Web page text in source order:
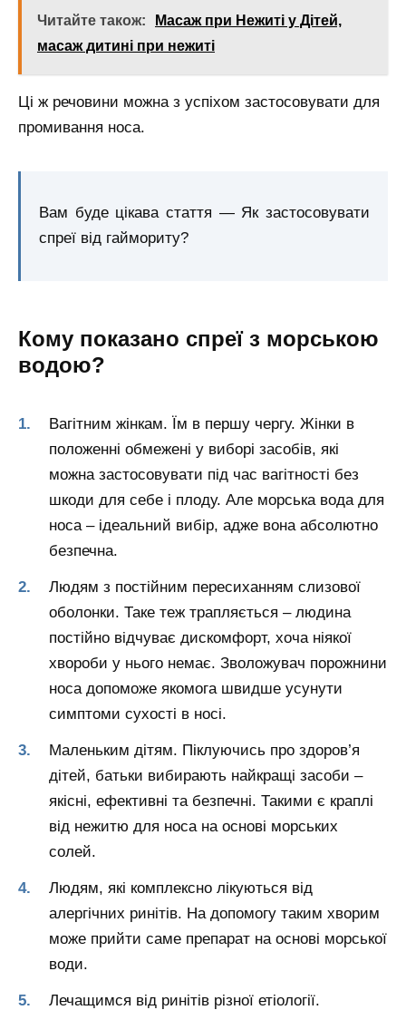
Читайте також:
Масаж при Нежиті у Дітей,
масаж дитині при нежиті
Ці ж речовини можна з успіхом застосовувати для
промивання носа.
Вам буде цікава стаття — Як застосовувати
спреї від гаймориту?
Кому показано спреї з морською
водою?
Вагітним жінкам. Їм в першу чергу. Жінки в
положенні обмежені у виборі засобів, які
можна застосовувати під час вагітності без
шкоди для себе і плоду. Але морська вода для
носа – ідеальний вибір, адже вона абсолютно
безпечна.
Людям з постійним пересиханням слизової
оболонки. Таке теж трапляється – людина
постійно відчуває дискомфорт, хоча ніякої
хвороби у нього немає. Зволожувач порожнини
носа допоможе якомога швидше усунути
симптоми сухості в носі.
Маленьким дітям. Піклуючись про здоров’я
дітей, батьки вибирають найкращі засоби –
якісні, ефективні та безпечні. Такими є краплі
від нежитю для носа на основі морських
солей.
Людям, які комплексно лікуються від
алергічних ринітів. На допомогу таким хворим
може прийти саме препарат на основі морської
води.
Лечащимся від ринітів різної етіології.